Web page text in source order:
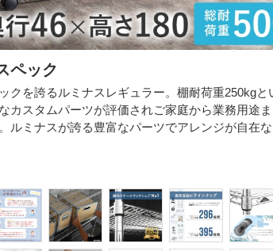
ペック
クを誇るルミナスレギュラー。棚耐荷重250kgと
カスタムパーツが評価されご家庭から業務用途
ルミナスが誇る豊富なパーツでアレンジが自在